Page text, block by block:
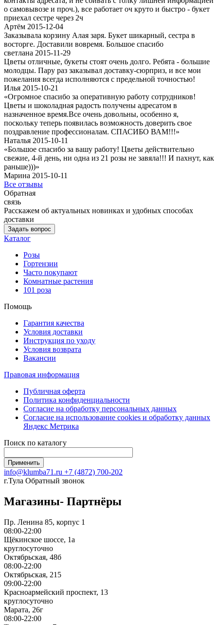
о самовывозе и проч.), все работает оч круто и быстро - букет
приехал сестре через 2ч
Артём 2015-12-04
Заказывала корзину Алая заря. Букет шикарный, сестра в
восторге. Доставили вовремя. Большое спасибо
светлана 2015-11-29
Цветы отличные, букеты стоят очень долго. Ребята - большие
молодцы. Пару раз заказывал доставку-сюрприз, и все мои
пожелания всегда исполняются с предельной точностью!
Илья 2015-10-21
«Огромное спасибо за оперативную работу сотрудников!
Цветы и шоколадная радость получены адресатом в
назначенное время.Все очень довольны, особенно я,
поскольку теперь появилась возможность доверить свое
поздравление профессионалам. СПАСИБО ВАМ!!!»
Наталья 2015-10-11
«Большое спасибо за вашу работу! Цветы действительно
свежие, 4-й день, ни одна из 21 розы не завяла!!! И пахнут, как
раньше)))»
Марина 2015-10-11
Все отзывы
Обратная
связь
Расскажем об актуальных новинках и удобных способах
доставки
Задать вопрос
Каталог
Розы
Гортензии
Часто покупают
Комнатные растения
101 роза
Помощь
Гарантия качества
Условия доставки
Инструкция по уходу
Условия возврата
Вакансии
Правовая информация
Публичная оферта
Политика конфиденциальности
Согласие на обработку персональных данных
Согласие на использование сookies и обработку данных
Яндекс Метрика
Поиск по каталогу
info@klumba71.ru +7 (4872) 700-202
г.Тула Обратный звонок
Магазины- Партнёры
Пр. Ленина 85, корпус 1
08:00-22:00
Щёкинское шоссе, 1а
круглосуточно
Октябрьская, 48б
08:00-22:00
Октябрьская, 215
09:00-22:00
Красноармейский проспект, 13
круглосуточно
Марата, 26г
08:00-22:00